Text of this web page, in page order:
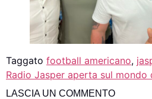
Taggato football americano,
Radio Jasper aperta sul mondo
LASCIA UN COMMENTO